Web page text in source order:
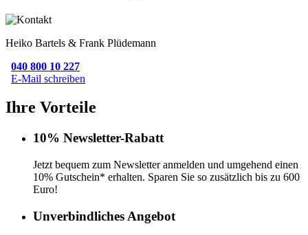
Heiko Bartels & Frank Plüdemann
040 800 10 227
E-Mail schreiben
Ihre Vorteile
10% Newsletter-Rabatt
Jetzt bequem zum Newsletter anmelden und umgehend einen
10% Gutschein* erhalten. Sparen Sie so zusätzlich bis zu 600
Euro!
Unverbindliches Angebot